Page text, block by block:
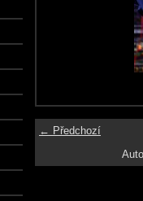
← Předchozí